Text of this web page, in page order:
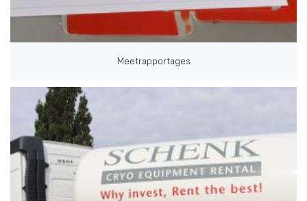
Meetrapportages